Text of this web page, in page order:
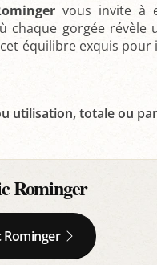
vous invite à
chaque gorgée
équilibre exquis
utilisation, totale ou
Rominger
Rominger